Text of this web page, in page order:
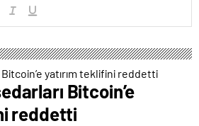
Bitcoin’e
reddetti